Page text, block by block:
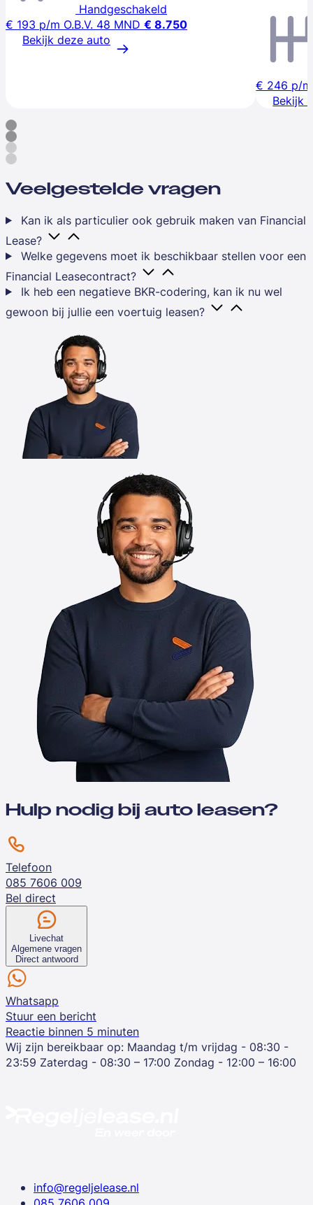
Handgeschakeld
€ 193 p/m O.B.V. 48 MND € 8.750
Bekijk deze auto
€ 246 p/m
Bekijk
Veelgestelde vragen
Kan ik als particulier ook gebruik maken van Financial
Lease?
Welke gegevens moet ik beschikbaar stellen voor een
Financial Leasecontract?
Ik heb een negatieve BKR-codering, kan ik nu wel
gewoon bij jullie een voertuig leasen?
Hulp nodig bij auto leasen?
Telefoon
085 7606 009
Bel direct
Livechat
Algemene vragen
Direct antwoord
Whatsapp
Stuur een bericht
Reactie binnen 5 minuten
Wij zijn bereikbaar op: Maandag t/m vrijdag - 08:30 -
23:59 Zaterdag - 08:30 – 17:00 Zondag - 12:00 – 16:00
info@regeljelease.nl